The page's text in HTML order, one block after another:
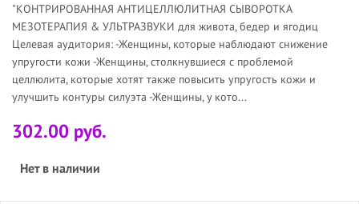
"КОНТРИРОВАННАЯ АНТИЦЕЛЛЮЛИТНАЯ СЫВОРОТКА
МЕЗОТЕРАПИЯ & УЛЬТРАЗВУКИ для живота, бедер и ягодиц
Целевая аудитория: -Женщины, которые наблюдают снижение
упругости кожи -Женщины, столкнувшиеся с проблемой
целлюлита, которые хотят также повысить упругость кожи и
улучшить контуры силуэта -Женщины, у кото...
302.00 руб.
Нет в наличии